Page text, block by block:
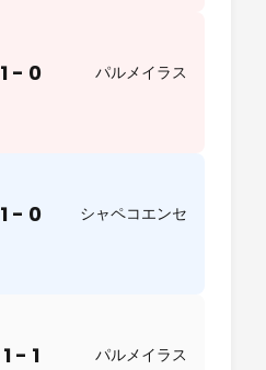
1 - 0 パルメイラス
1 - 0 シャペコエンセ
1 - 1 パルメイラス